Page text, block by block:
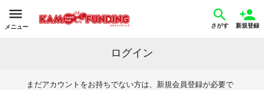
メニュー さがす 新規登録
ログイン
まだアカウントをお持ちでない方は、新規会員登録が必要で